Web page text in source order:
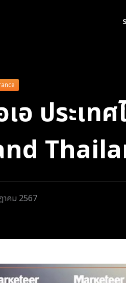
เอ ประเ
าคม 2567